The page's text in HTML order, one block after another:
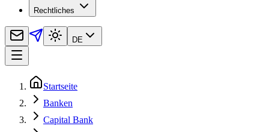
Rechtliches
DE
Startseite
Banken
Capital Bank